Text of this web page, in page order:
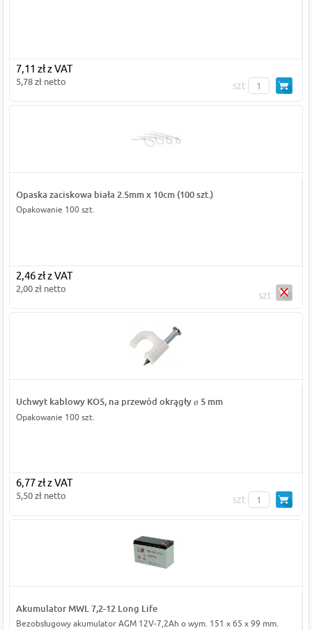
7,11 zł z VAT
5,78 zł netto szt
Opaska zaciskowa biała 2.5mm x 10cm (100 szt.)
Opakowanie 100 szt.
2,46 zł z VAT
2,00 zł netto
szt
Uchwyt kablowy KO5, na przewód okrągły ø 5 mm
Opakowanie 100 szt.
6,77 zł z VAT
5,50 zł netto szt
Akumulator MWL 7,2-12 Long Life
Bezobsługowy akumulator AGM 12V-7,2Ah o wym. 151 x 65 x 99 mm.